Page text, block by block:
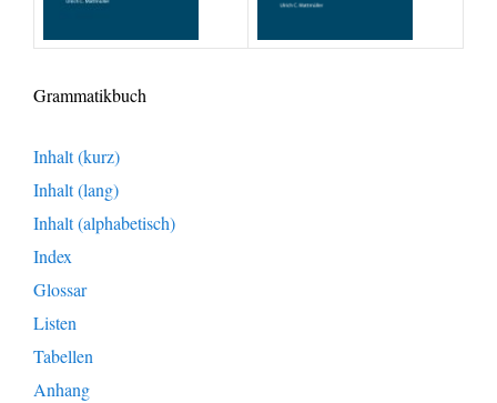
Grammatikbuch
Inhalt (kurz)
Inhalt (lang)
Inhalt (alphabetisch)
Index
Glossar
Listen
Tabellen
Anhang